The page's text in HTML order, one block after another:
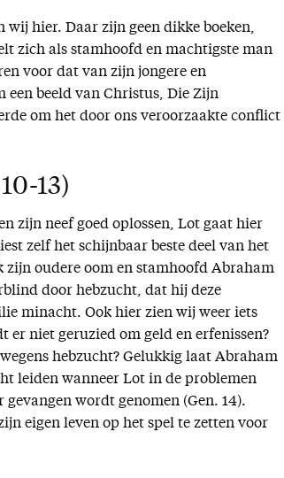
hier. Daar zijn geen dikke boeken,
zich als stamhoofd en machtigste man
voor dat van zijn jongere en
een beeld van Christus, Die Zijn
om het door ons veroorzaakte conflict
13)
zijn neef goed oplossen, Lot gaat hier
zelf het schijnbaar beste deel van het
oudere oom en stamhoofd Abraham
door hebzucht, dat hij deze
minacht. Ook hier zien wij weer iets
niet geruzied om geld en erfenissen?
hebzucht? Gelukkig laat Abraham
leiden wanneer Lot in de problemen
wordt genomen (Gen. 14).
eigen leven op het spel te zetten voor